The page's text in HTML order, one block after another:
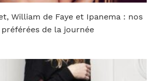
William de Faye et Ipanema : nos
de la journée